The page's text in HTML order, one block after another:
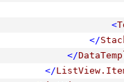
<
</
</
</